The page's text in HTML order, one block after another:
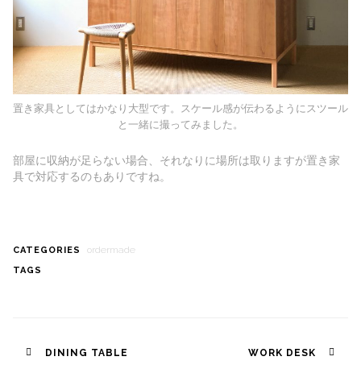
置き家具としてはかなり大型です。スケール感が伝わるようにスツール
と一緒に撮ってみました。
部屋に収納が足らない場合、それなりに場所は取りますが置き家
具で対応するのもありですね。
CATEGORIES ordermade
TAGS
PostDINING TABLE WORK DESK